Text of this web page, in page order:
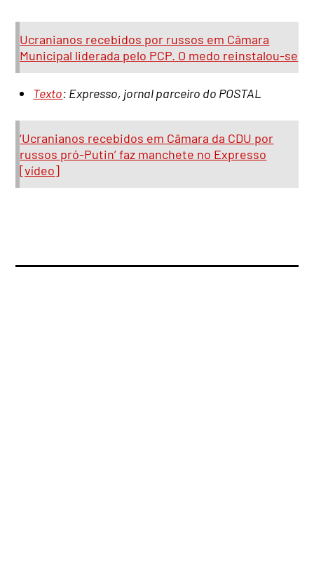
Ucranianos recebidos por russos em Câmara
Municipal liderada pelo PCP. O medo reinstalou-se
Texto: Expresso, jornal parceiro do POSTAL
‘Ucranianos recebidos em Câmara da CDU por
russos pró-Putin’ faz manchete no Expresso
[vídeo]